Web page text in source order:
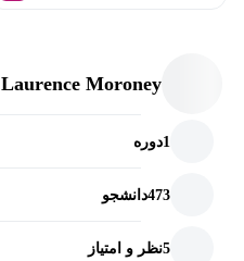
Laurence Moroney
1دوره
473دانشجو
5نظر و امتیاز